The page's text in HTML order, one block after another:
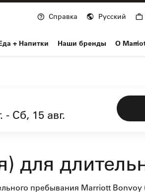
Справка Русский
+ Напитки Наши бренды О
для
пребывания Marriott Bonvoy